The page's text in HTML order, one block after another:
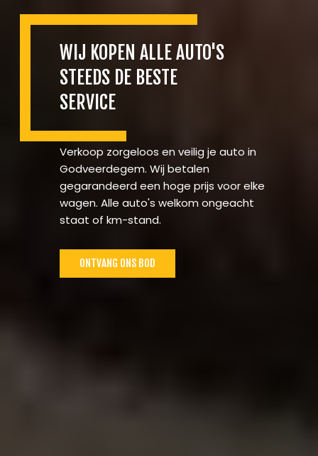
WIJ KOPEN ALLE AUTO'S
STEEDS DE BESTE
SERVICE
Verkoop zorgeloos en veilig je auto in
Godveerdegem. Wij betalen
gegarandeerd een hoge prijs voor elke
wagen. Alle auto's welkom ongeacht
staat of km-stand.
ONTVANG ONS BOD